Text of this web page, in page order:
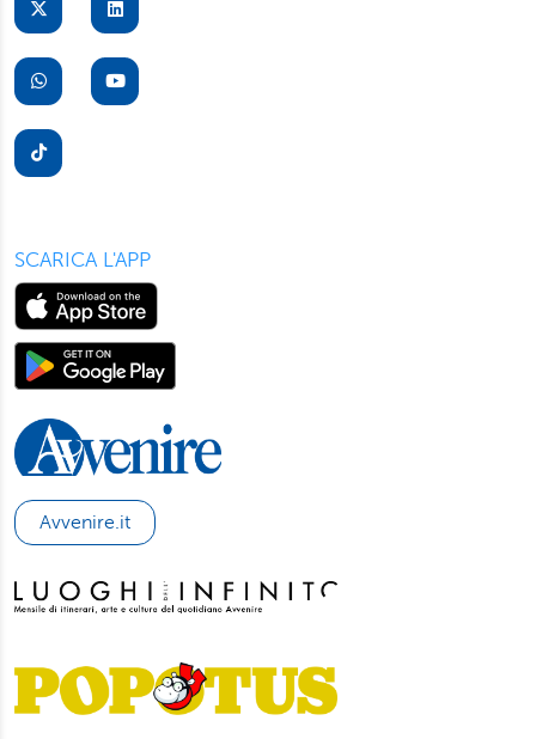
suo dispositivo. Potrà modificare in ogni momento le sue
presente in ogni pagina del nostro sito. Per maggior
informazioni sul trattamento dei suoi dati visiti la nostra
informativa privacy
SCARICA L'APP
Avvenire.it